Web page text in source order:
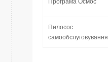
Програма Осмос
Пилосос
самообслуговування